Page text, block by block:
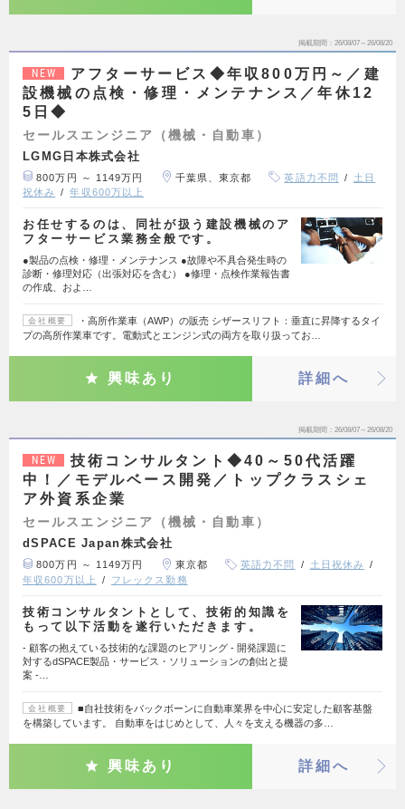
掲載期間 26/08/07～26/08/20
NEW
アフターサービス◆年収800万円～／建
設機械の点検・修理・メンテナンス／年休12
5日◆
セールスエンジニア（機械・自動車）
LGMG日本株式会社
800万円 ～ 1149万円 千葉県、東京都 英語力不問
土日
祝休み
年収600万以上
お任せするのは、同社が扱う建設機械のア
フターサービス業務全般です。
●製品の点検・修理・メンテナンス ●故障や不具合発生時の
診断・修理対応（出張対応を含む） ●修理・点検作業報告書
の作成、およ…
会社概要
・高所作業車（AWP）の販売 シザースリフト：垂直に昇降するタイ
プの高所作業車です。電動式とエンジン式の両方を取り扱ってお…
興味あり 詳細へ
掲載期間 26/08/07～26/08/20
NEW
技術コンサルタント◆40～50代活躍
中！／モデルベース開発／トップクラスシェ
ア外資系企業
セールスエンジニア（機械・自動車）
dSPACE Japan株式会社
800万円 ～ 1149万円 東京都 英語力不問
土日祝休み
年収600万以上
フレックス勤務
技術コンサルタントとして、技術的知識を
もって以下活動を遂行いただきます。
- 顧客の抱えている技術的な課題のヒアリング - 開発課題に
対するdSPACE製品・サービス・ソリューションの創出と提
案 -…
会社概要
■自社技術をバックボーンに自動車業界を中心に安定した顧客基盤
を構築しています。 自動車をはじめとして、人々を支える機器の多…
興味あり 詳細へ